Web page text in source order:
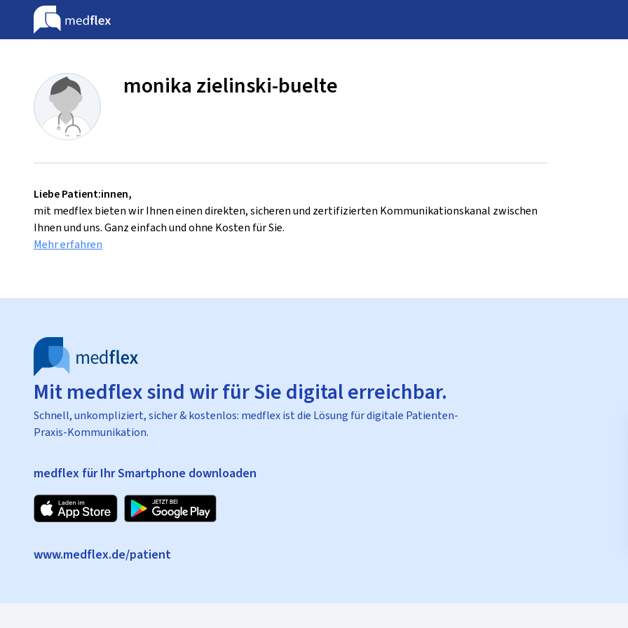
monika zielinski-buelte
Liebe Patient:innen,
mit medflex bieten wir Ihnen einen direkten, sicheren und zertifizierten Kommunikationskanal zwischen
Ihnen und uns. Ganz einfach und ohne Kosten für Sie.
Mehr erfahren
Mit medflex sind wir für Sie digital erreichbar.
Schnell, unkompliziert, sicher & kostenlos: medflex ist die Lösung für digitale Patienten-
Praxis-Kommunikation.
medflex für Ihr Smartphone downloaden
www.medflex.de/patient